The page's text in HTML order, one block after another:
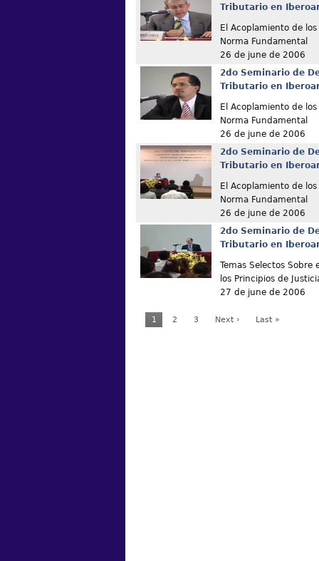
Tributario en
El Acoplamiento de
Norma Fundamental
26 de june de 2006
2do Seminario de
Tributario en
El Acoplamiento de
Norma Fundamental
26 de june de 2006
2do Seminario de
Tributario en
El Acoplamiento de
Norma Fundamental
26 de june de 2006
2do Seminario de
Tributario en
Temas Selectos
los Principios de
27 de june de 2006
1 2 3 Next › Last »